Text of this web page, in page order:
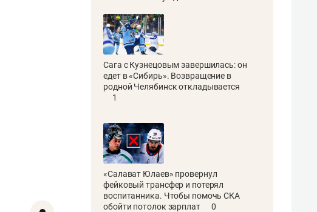
Сага с Кузнецовым завершилась: он
едет в «Сибирь». Возвращение в
родной Челябинск откладывается
1
«Салават Юлаев» провернул
фейковый трансфер и потерял
воспитанника. Чтобы помочь СКА
обойти потолок зарплат
0